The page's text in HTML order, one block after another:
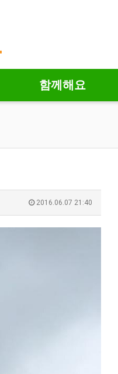
함께해요
2016.06.07 21:40